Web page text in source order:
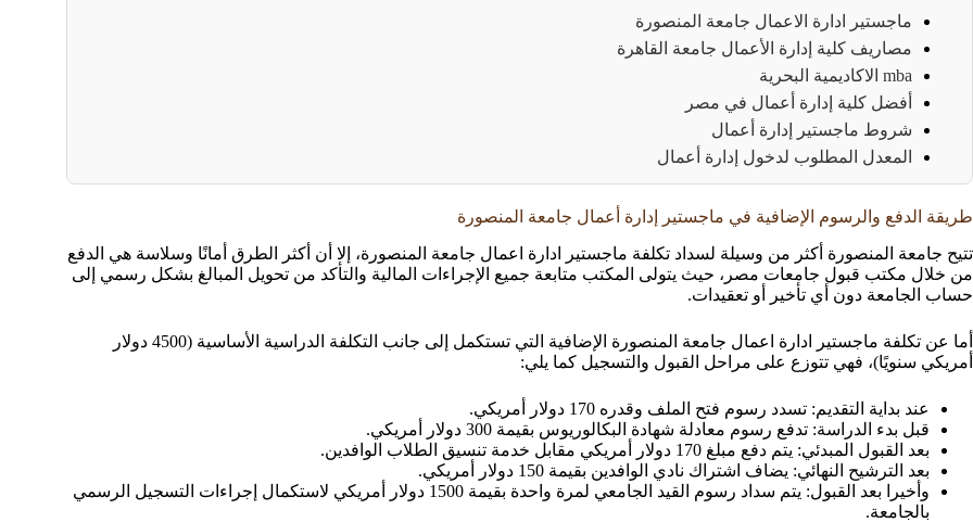
ماجستير ادارة الاعمال جامعة المنصورة
مصاريف كلية إدارة الأعمال جامعة القاهرة
mba الاكاديمية البحرية
أفضل كلية إدارة أعمال في مصر
شروط ماجستير إدارة أعمال
المعدل المطلوب لدخول إدارة أعمال
طريقة الدفع والرسوم الإضافية في ماجستير إدارة أعمال جامعة المنصورة
تتيح جامعة المنصورة أكثر من وسيلة لسداد تكلفة ماجستير ادارة اعمال جامعة المنصورة، إلا أن أكثر الطرق أمانًا وسلاسة هي الدفع
من خلال مكتب قبول جامعات مصر، حيث يتولى المكتب متابعة جميع الإجراءات المالية والتأكد من تحويل المبالغ بشكل رسمي إلى
حساب الجامعة دون أي تأخير أو تعقيدات.
أما عن تكلفة ماجستير ادارة اعمال جامعة المنصورة الإضافية التي تستكمل إلى جانب التكلفة الدراسية الأساسية (4500 دولار
أمريكي سنويًا)، فهي تتوزع على مراحل القبول والتسجيل كما يلي:
عند بداية التقديم: تسدد رسوم فتح الملف وقدره 170 دولار أمريكي.
قبل بدء الدراسة: تدفع رسوم معادلة شهادة البكالوريوس بقيمة 300 دولار أمريكي.
بعد القبول المبدئي: يتم دفع مبلغ 170 دولار أمريكي مقابل خدمة تنسيق الطلاب الوافدين.
بعد الترشيح النهائي: يضاف اشتراك نادي الوافدين بقيمة 150 دولار أمريكي.
وأخيرا بعد القبول: يتم سداد رسوم القيد الجامعي لمرة واحدة بقيمة 1500 دولار أمريكي لاستكمال إجراءات التسجيل الرسمي
بالجامعة.